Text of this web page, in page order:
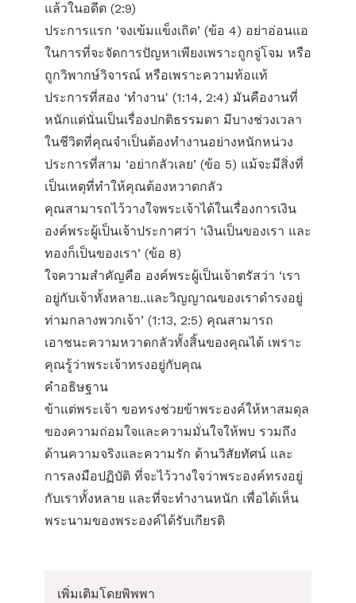
แล้วในอดีต (2:9)
ประการแรก ‘จงเข้มแข็งเถิด’ (ข้อ 4) อย่าอ่อนแอ
ในการที่จะจัดการปัญหาเพียงเพราะถูกจู่โจม หรือ
ถูกวิพากษ์วิจารณ์ หรือเพราะความท้อแท้
ประการที่สอง ‘ทำงาน' (1:14, 2:4) มันคืองานที่
หนักแต่นั่นเป็นเรื่องปกติธรรมดา มีบางช่วงเวลา
ในชีวิตที่คุณจำเป็นต้องทำงานอย่างหนักหน่วง
ประการที่สาม ‘อย่ากลัวเลย’ (ข้อ 5) แม้จะมีสิ่งที่
เป็นเหตุที่ทำให้คุณต้องหวาดกลัว
คุณสามารถไว้วางใจพระเจ้าได้ในเรื่องการเงิน
องค์พระผู้เป็นเจ้าประกาศว่า ‘เงินเป็นของเรา และ
ทองก็เป็นของเรา’ (ข้อ 8)
ใจความสำคัญคือ องค์พระผู้เป็นเจ้าตรัสว่า ‘เรา
อยู่กับเจ้าทั้งหลาย..และวิญญาณของเราดำรงอยู่
ท่ามกลางพวกเจ้า’ (1:13, 2:5) คุณสามารถ
เอาชนะความหวาดกลัวทั้งสิ้นของคุณได้ เพราะ
คุณรู้ว่าพระเจ้าทรงอยู่กับคุณ
คำอธิษฐาน
ข้าแต่พระเจ้า ขอทรงช่วยข้าพระองค์ให้หาสมดุล
ของความถ่อมใจและความมั่นใจให้พบ รวมถึง
ด้านความจริงและความรัก ด้านวิสัยทัศน์ และ
การลงมือปฏิบัติ ที่จะไว้วางใจว่าพระองค์ทรงอยู่
กับเราทั้งหลาย และที่จะทำงานหนัก เพื่อได้เห็น
พระนามของพระองค์ได้รับเกียรติ
เพิ่มเติมโดยพิพพา